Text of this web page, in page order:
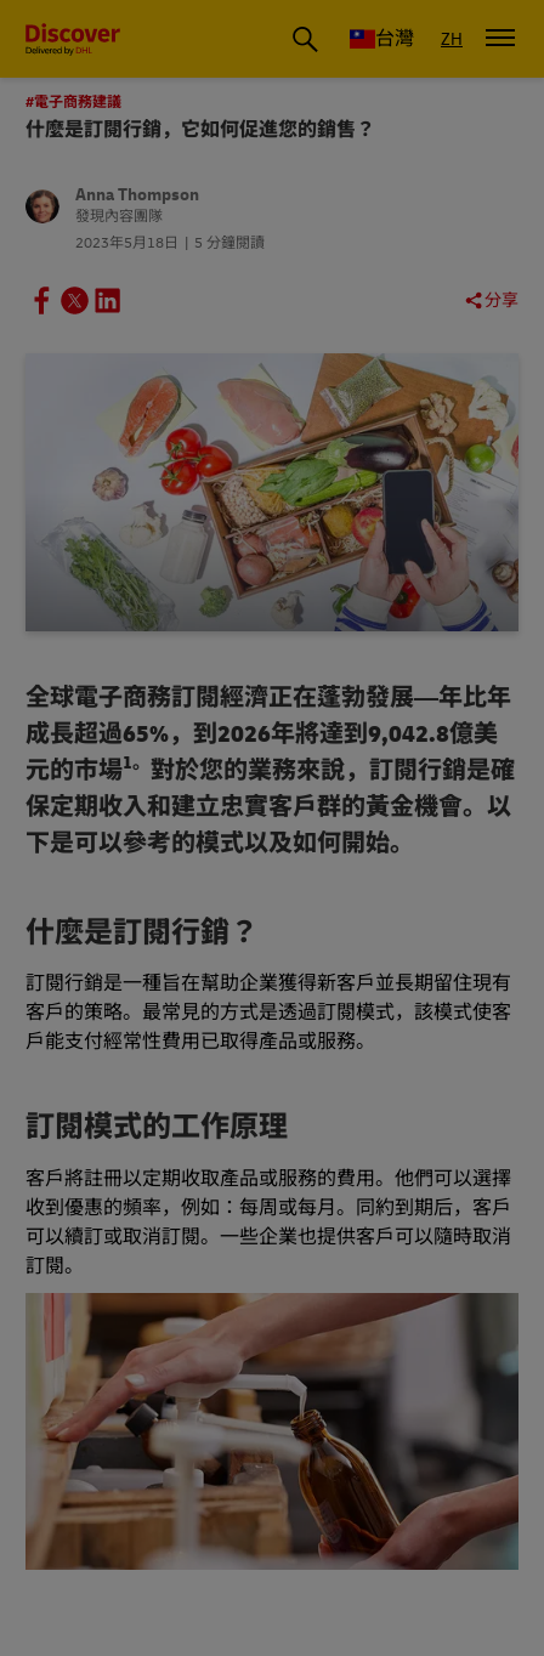
DHL 台灣：國際快遞商業洞察與物流指南台灣 ZH
#電子商務建議
什麼是訂閱行銷，它如何促進您的銷售？
Anna Thompson
發現內容團隊
2023年5月18日
5 分鐘閱讀
分享
全球電子商務訂閱經濟正在蓬勃發展—年比年
成長超過65%，到2026年將達到9,042.8億美
元的市場1。 對於您的業務來說，訂閱行銷是確
保定期收入和建立忠實客戶群的黃金機會。以
下是可以參考的模式以及如何開始。
什麼是訂閱行銷？
訂閱行銷是一種旨在幫助企業獲得新客戶並長期留住現有
客戶的策略。最常見的方式是透過訂閱模式，該模式使客
戶能支付經常性費用已取得產品或服務。
訂閱模式的工作原理
客戶將註冊以定期收取產品或服務的費用。他們可以選擇
收到優惠的頻率，例如：每周或每月。同約到期后，客戶
可以續訂或取消訂閱。一些企業也提供客戶可以隨時取消
訂閱。